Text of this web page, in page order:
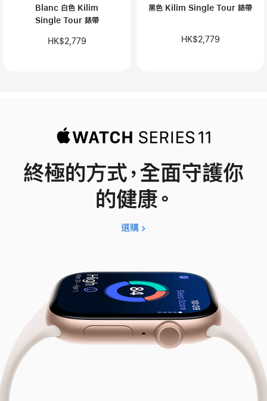
Blanc 白色 Kilim
Single Tour 錶帶
HK$2,779
黑色 Kilim Single Tour 錶帶
HK$2,779
終極的方式，全面守護你
的健康。
選購Apple
11